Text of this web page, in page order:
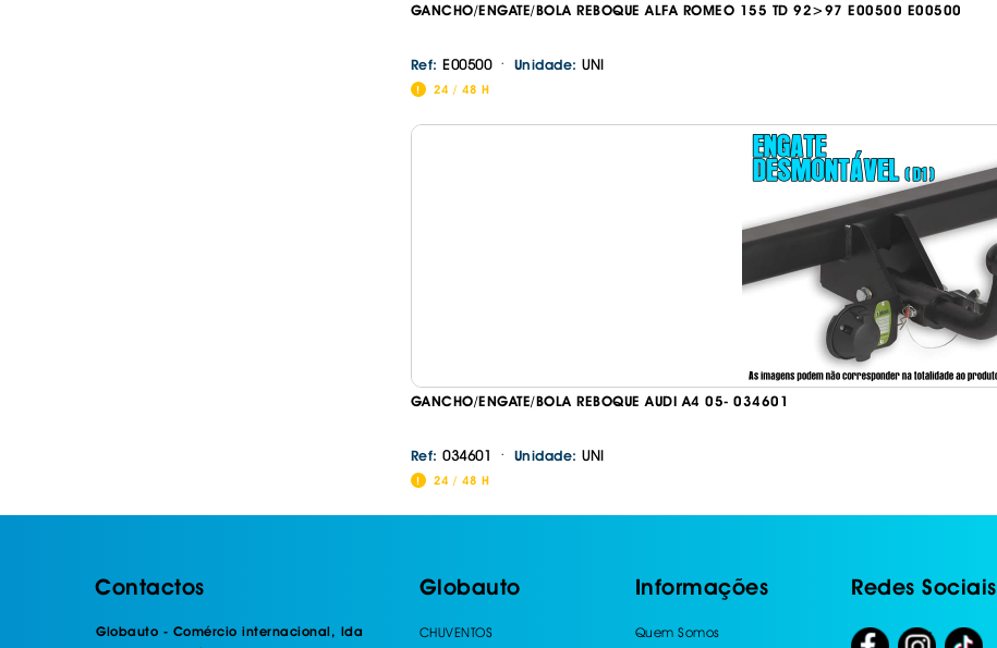
GANCHO/ENGATE/BOLA REBOQUE ALFA ROMEO 155 TD 92>97 E00500 E00500
Ref: E00500 · Unidade: UNI
24 / 48 H
GANCHO/ENGATE/BOLA REBOQUE AUDI A4 05- 034601
Ref: 034601 · Unidade: UNI
24 / 48 H
Contactos
Globauto - Comércio internacional, lda
Globauto
CHUVENTOS
Informações
Quem Somos
Redes Sociais